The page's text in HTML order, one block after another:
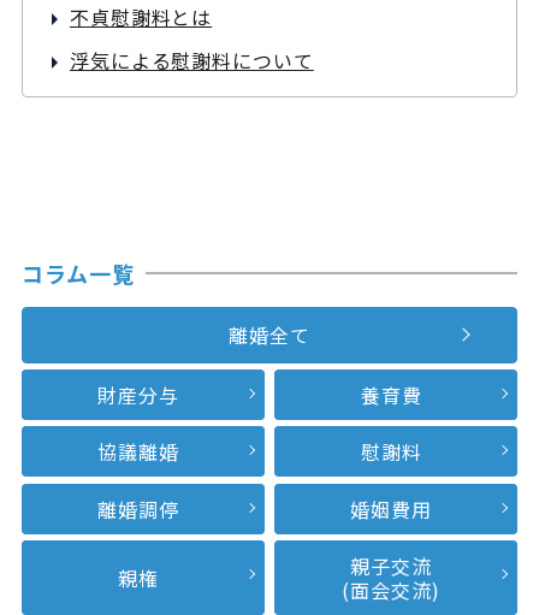
不貞慰謝料とは
浮気による慰謝料について
コラム一覧
離婚全て
財産分与
養育費
協議離婚
慰謝料
離婚調停
婚姻費用
親権
親子交流
(面会交流)